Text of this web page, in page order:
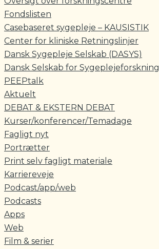
Fondslisten
Casebaseret sygepleje – KAUSISTIK
Center for kliniske Retningslinjer
Dansk Sygepleje Selskab (DASYS)
Dansk Selskab for Sygeplejeforskning
PEEPtalk
Aktuelt
DEBAT & EKSTERN DEBAT
Kurser/konferencer/Temadage
Fagligt nyt
Portrætter
Print selv fagligt materiale
Karriereveje
Podcast/app/web
Podcasts
Apps
Web
Film & serier